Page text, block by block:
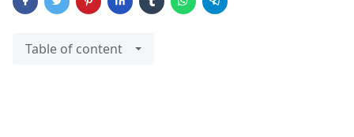
Table of content